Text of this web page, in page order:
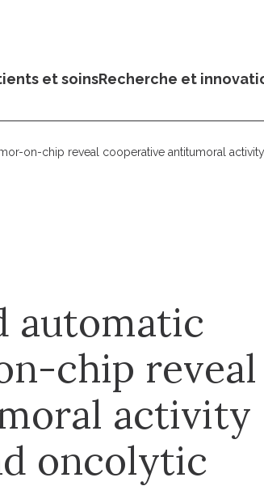
et soinsRecherche et
on-chip reveal cooperative antitumoral
automatic
chip reveal
activity
oncolytic